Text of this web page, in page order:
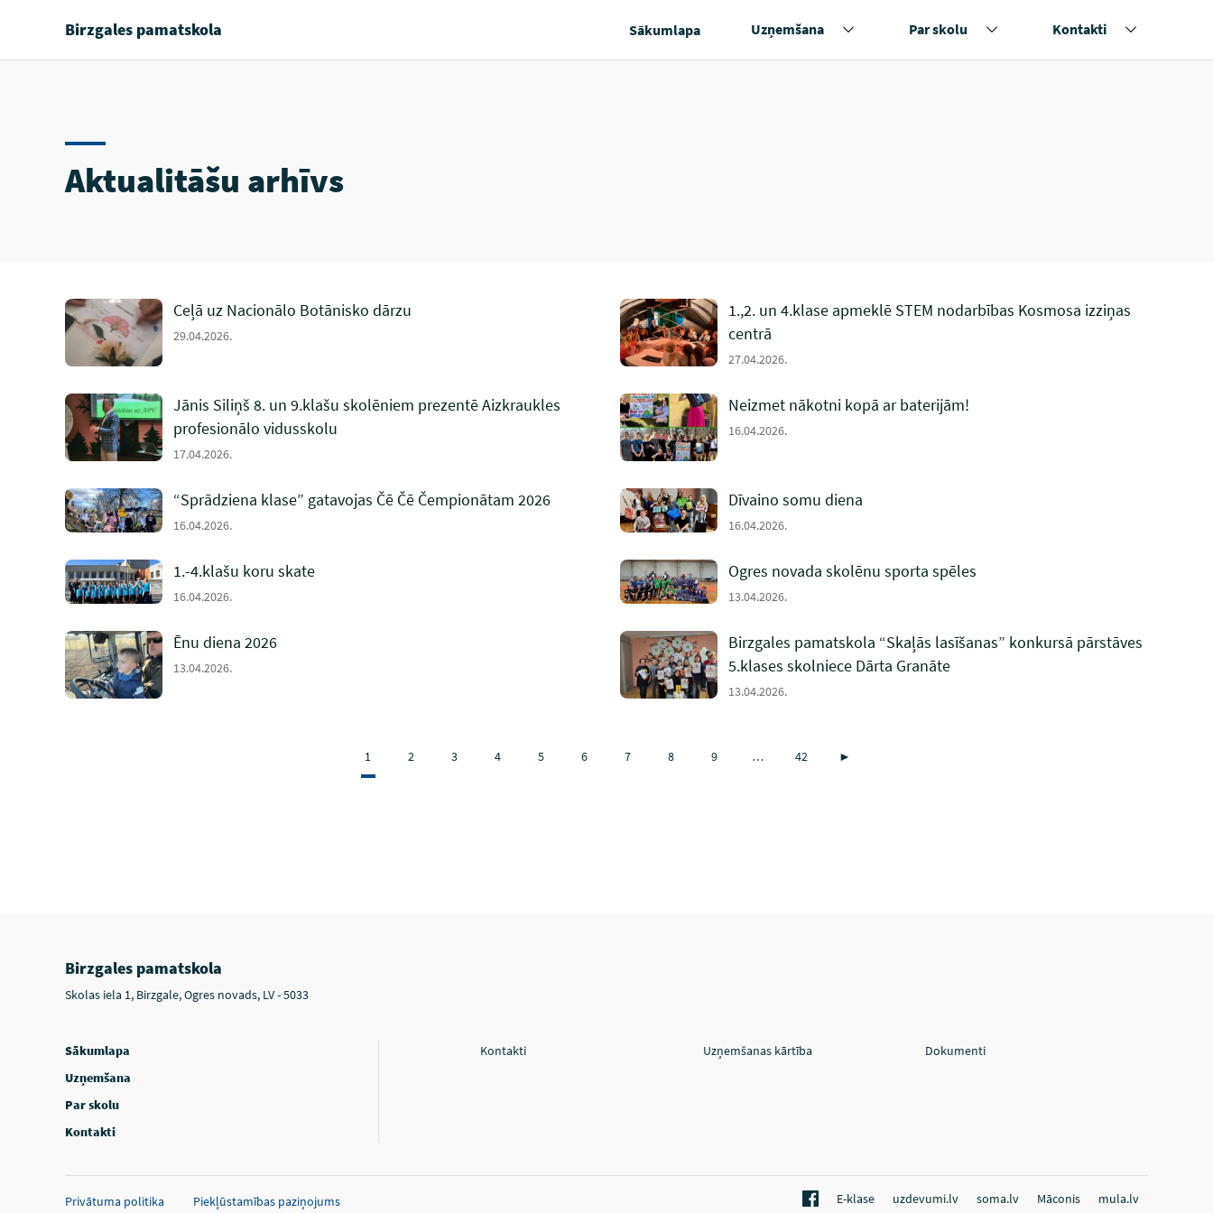
Birzgales pamatskola Sākumlapa Uzņemšana Par skolu Kontakti
Aktualitāšu arhīvs
Ceļā uz Nacionālo Botānisko dārzu
29.04.2026.
1.,2. un 4.klase apmeklē STEM nodarbības Kosmosa izziņas
centrā
27.04.2026.
Jānis Siliņš 8. un 9.klašu skolēniem prezentē Aizkraukles
profesionālo vidusskolu
17.04.2026.
Neizmet nākotni kopā ar baterijām!
16.04.2026.
“Sprādziena klase” gatavojas Čē Čē Čempionātam 2026
16.04.2026.
Dīvaino somu diena
16.04.2026.
1.-4.klašu koru skate
16.04.2026.
Ogres novada skolēnu sporta spēles
13.04.2026.
Ēnu diena 2026
13.04.2026.
Birzgales pamatskola “Skaļās lasīšanas” konkursā pārstāves
5.klases skolniece Dārta Granāte
13.04.2026.
1 2 3 4 5 6 7 8 9 … 42 ►
Birzgales pamatskola
Skolas iela 1, Birzgale, Ogres novads, LV - 5033
Sākumlapa
Uzņemšana
Par skolu
Kontakti
Kontakti Uzņemšanas kārtība Dokumenti
Privātuma politika Piekļūstamības paziņojums E-klase uzdevumi.lv soma.lv Māconis mula.lv